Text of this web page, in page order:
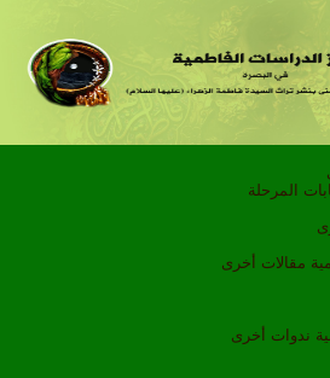
المرحلة
مقالات أخرى
ندوات أخرى